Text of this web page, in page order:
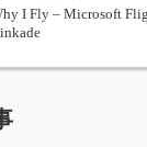
I Fly – Microsoft